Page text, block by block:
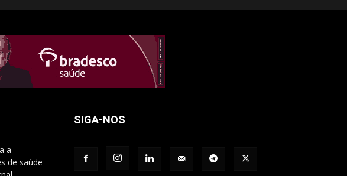
a
de saúde
SIGA-NOS